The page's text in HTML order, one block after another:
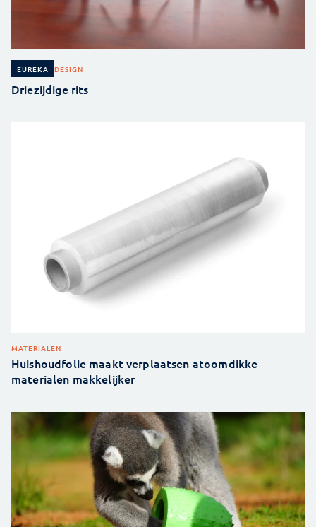
EUREKA DESIGN
Driezijdige rits
MATERIALEN
Huishoudfolie maakt verplaatsen atoomdikke
materialen makkelijker